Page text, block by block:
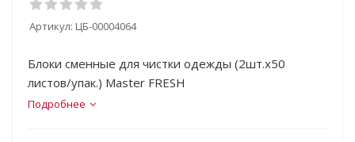
Артикул: ЦБ-00004064
Блоки сменные для чистки одежды (2шт.х50
листов/упак.) Master FRESH
Подробнее